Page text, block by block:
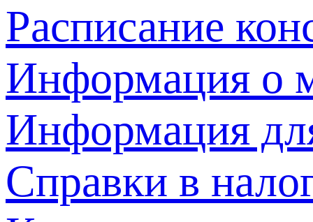
Расписание
Информация о
Информация
Справки в